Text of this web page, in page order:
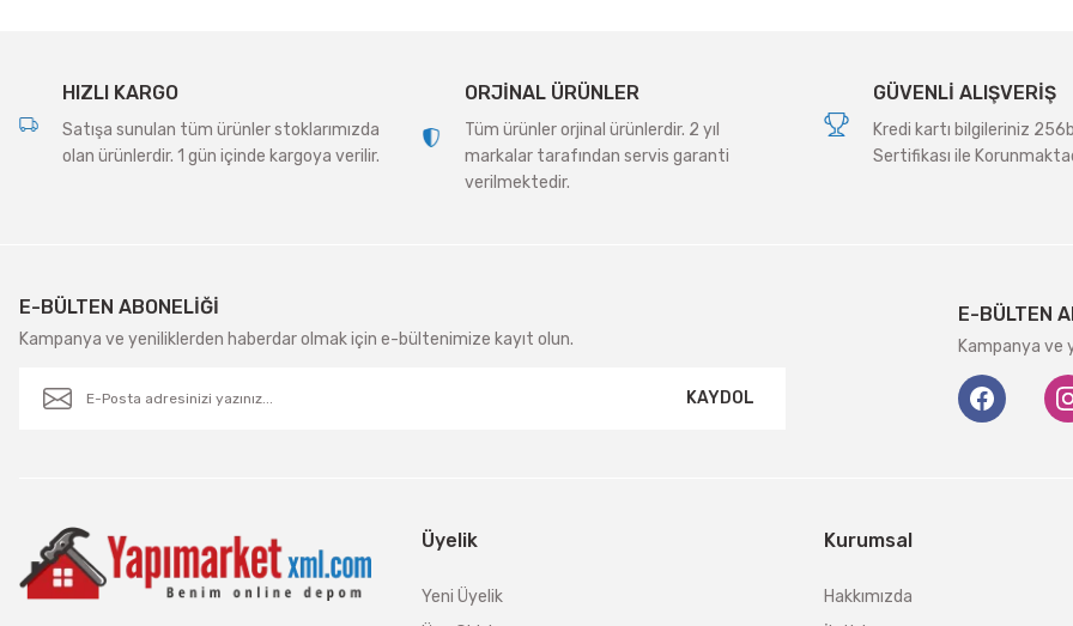
HIZLI KARGO
Satışa sunulan tüm ürünler stoklarımızda
olan ürünlerdir. 1 gün içinde kargoya verilir.
ORJİNAL ÜRÜNLER
Tüm ürünler orjinal ürünlerdir. 2 yıl
markalar tarafından servis garanti
verilmektedir.
GÜVENLİ ALIŞVERİŞ
Kredi kartı bilgileriniz
Sertifikası ile
E-BÜLTEN ABONELİĞİ
Kampanya ve yeniliklerden haberdar olmak için e-bültenimize kayıt olun.
KAYDOL
E-BÜLTEN
Kampanya ve
Üyelik
Yeni Üyelik
Kurumsal
Hakkımızda